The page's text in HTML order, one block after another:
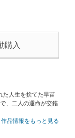
購入
人生を捨てた早苗
、二人の運命が交錯
作品情報をもっと見る